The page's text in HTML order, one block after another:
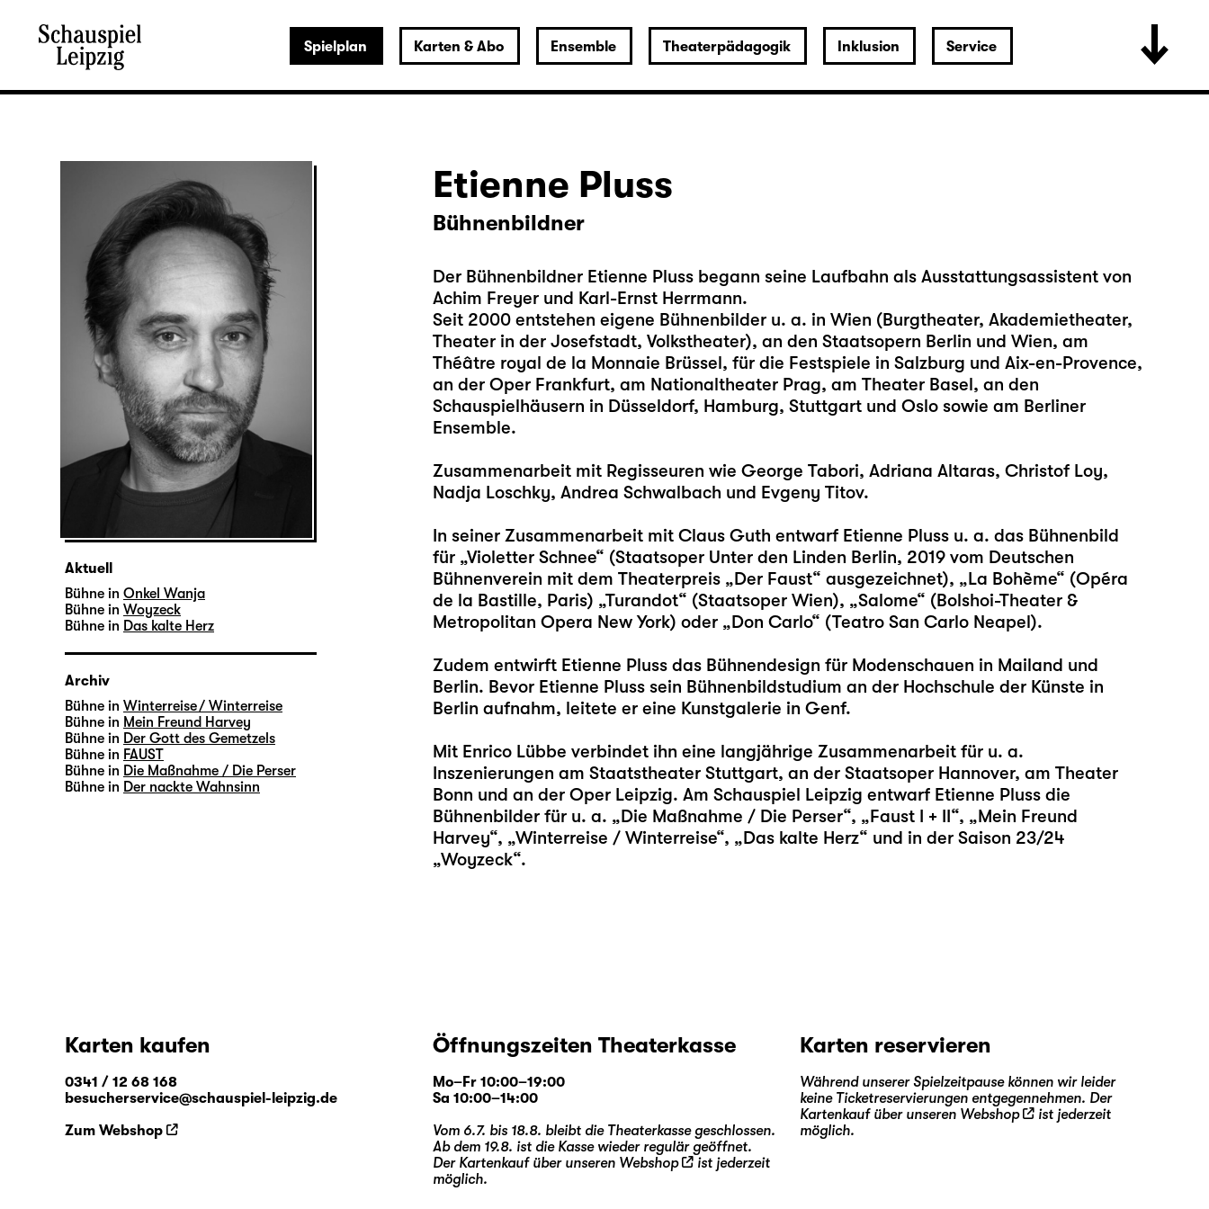
Spielplan Karten & Abo Ensemble Theaterpädagogik Inklusion Service
Etienne Pluss
Bühnenbildner
Der Bühnenbildner Etienne Pluss begann seine Laufbahn als Ausstattungsassistent von
Achim Freyer und Karl-Ernst Herrmann.
Seit 2000 entstehen eigene Bühnenbilder u. a. in Wien (Burgtheater, Akademietheater,
Theater in der Josefstadt, Volkstheater), an den Staatsopern Berlin und Wien, am
Théâtre royal de la Monnaie Brüssel, für die Festspiele in Salzburg und Aix-en-Provence,
an der Oper Frankfurt, am Nationaltheater Prag, am Theater Basel, an den
Schauspielhäusern in Düsseldorf, Hamburg, Stuttgart und Oslo sowie am Berliner
Ensemble.
Zusammenarbeit mit Regisseuren wie George Tabori, Adriana Altaras, Christof Loy,
Nadja Loschky, Andrea Schwalbach und Evgeny Titov.
In seiner Zusammenarbeit mit Claus Guth entwarf Etienne Pluss u. a. das Bühnenbild
für „Violetter Schnee“ (Staatsoper Unter den Linden Berlin, 2019 vom Deutschen
Bühnenverein mit dem Theaterpreis „Der Faust“ ausgezeichnet), „La Bohème“ (Opéra
de la Bastille, Paris) „Turandot“ (Staatsoper Wien), „Salome“ (Bolshoi-Theater &
Metropolitan Opera New York) oder „Don Carlo“ (Teatro San Carlo Neapel).
Zudem entwirft Etienne Pluss das Bühnendesign für Modenschauen in Mailand und
Berlin. Bevor Etienne Pluss sein Bühnenbildstudium an der Hochschule der Künste in
Berlin aufnahm, leitete er eine Kunstgalerie in Genf.
Mit Enrico Lübbe verbindet ihn eine langjährige Zusammenarbeit für u. a.
Inszenierungen am Staatstheater Stuttgart, an der Staatsoper Hannover, am Theater
Bonn und an der Oper Leipzig. Am Schauspiel Leipzig entwarf Etienne Pluss die
Bühnenbilder für u. a. „Die Maßnahme / Die Perser“, „Faust I + II“, „Mein Freund
Harvey“, „Winterreise / Winterreise“, „Das kalte Herz“ und in der Saison 23/24
„Woyzeck“.
Aktuell
Bühne in Onkel Wanja
Bühne in Woyzeck
Bühne in Das kalte Herz
Archiv
Bühne in Winterreise / Winterreise
Bühne in Mein Freund Harvey
Bühne in Der Gott des Gemetzels
Bühne in FAUST
Bühne in Die Maßnahme / Die Perser
Bühne in Der nackte Wahnsinn
Karten kaufen
0341 / 12 68 168
besucherservice@schauspiel-leipzig.de
Zum Webshop
Öffnungszeiten Theaterkasse
Mo–Fr 10:00–19:00
Sa 10:00–14:00
Vom 6.7. bis 18.8. bleibt die Theaterkasse geschlossen.
Ab dem 19.8. ist die Kasse wieder regulär geöffnet.
Der Kartenkauf über unseren Webshop
ist jederzeit
möglich.
Karten reservieren
Während unserer Spielzeitpause können wir leider
keine Ticketreservierungen entgegennehmen. Der
Kartenkauf über unseren Webshop
ist jederzeit
möglich.